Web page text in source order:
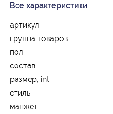
Все характеристики
артикул
группа товаров
пол
состав
размер, int
стиль
манжет